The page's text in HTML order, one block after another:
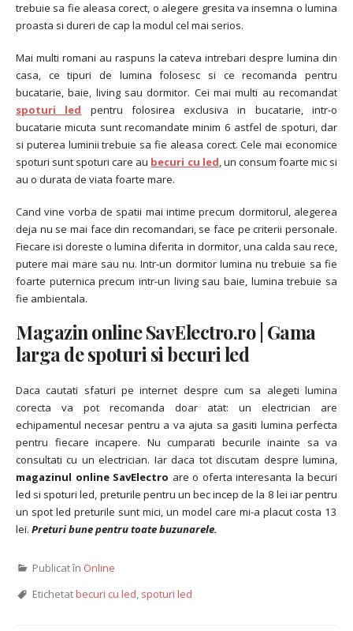
trebuie sa fie aleasa corect, o alegere gresita va insemna o lumina
proasta si dureri de cap la modul cel mai serios.
Mai multi romani au raspuns la cateva intrebari despre lumina din
casa, ce tipuri de lumina folosesc si ce recomanda pentru
bucatarie, baie, living sau dormitor. Cei mai multi au recomandat
spoturi led pentru folosirea exclusiva in bucatarie, intr-o
bucatarie micuta sunt recomandate minim 6 astfel de spoturi, dar
si puterea luminii trebuie sa fie aleasa corect. Cele mai economice
spoturi sunt spoturi care au becuri cu led, un consum foarte mic si
au o durata de viata foarte mare.
Cand vine vorba de spatii mai intime precum dormitorul, alegerea
deja nu se mai face din recomandari, se face pe criterii personale.
Fiecare isi doreste o lumina diferita in dormitor, una calda sau rece,
putere mai mare sau nu. Intr-un dormitor lumina nu trebuie sa fie
foarte puternica precum intr-un living sau baie, lumina trebuie sa
fie ambientala.
Magazin online SavElectro.ro | Gama
larga de spoturi si becuri led
Daca cautati sfaturi pe internet despre cum sa alegeti lumina
corecta va pot recomanda doar atat: un electrician are
echipamentul necesar pentru a va ajuta sa gasiti lumina perfecta
pentru fiecare incapere. Nu cumparati becurile inainte sa va
consultati cu un electrician. Iar daca tot discutam despre lumina,
magazinul online SavElectro are o oferta interesanta la becuri
led si spoturi led, preturile pentru un bec incep de la 8 lei iar pentru
un spot led preturile sunt mici, un model care mi-a placut costa 13
lei. Preturi bune pentru toate buzunarele.
Publicat în Online
Etichetatbecuri cu led, spoturi led